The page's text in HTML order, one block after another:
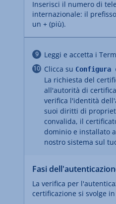
Inserisci il numero di
internazionale: il
un + (più).
Leggi e accetta i
Clicca su Configura
La richiesta del
all'autorità di
verifica l'identità
suoi diritti di
convalida, il
dominio e installato
nostro sistema sul
Fasi
La verifica per
certificazione si svolge